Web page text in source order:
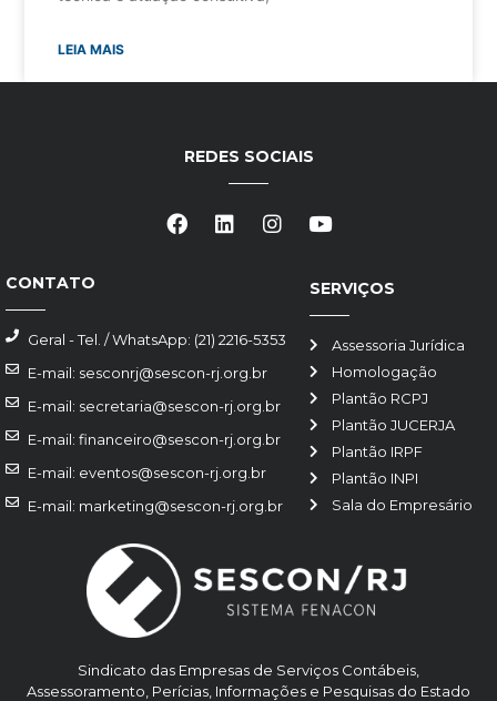
LEIA MAIS
Sindicato das Empresas de Serviços Contábeis,
Assessoramento, Perícias, Informações e Pesquisas do Estado
SERVIÇOS
Assessoria Jurídica
Homologação
Plantão RCPJ
Plantão JUCERJA
Plantão IRPF
Plantão INPI
Sala do Empresário
CONTATO
Geral - Tel. / WhatsApp: (21) 2216-5353
E-mail: sesconrj@sescon-rj.org.br
E-mail: secretaria@sescon-rj.org.br
E-mail: financeiro@sescon-rj.org.br
E-mail: eventos@sescon-rj.org.br
E-mail: marketing@sescon-rj.org.br
REDES SOCIAIS